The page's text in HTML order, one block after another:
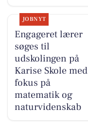
JOBNYT
Engageret lærer
søges til
udskolingen på
Karise Skole med
fokus på
matematik og
naturvidenskab